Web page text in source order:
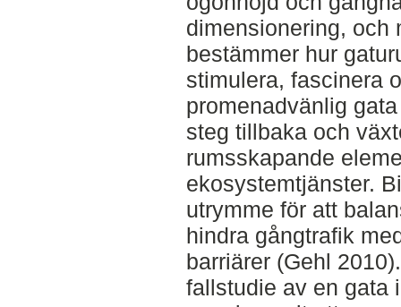
dimensionering, och
bestämmer hur
stimulera, fascinera
promenadvänlig
steg tillbaka och
rumsskapande
ekosystemtjänster.
utrymme för att
hindra gångtrafik
barriärer (Gehl
fallstudie av en gata